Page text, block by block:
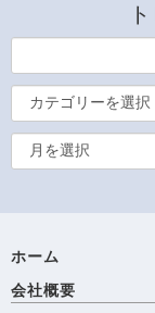
ホーム
会社概要